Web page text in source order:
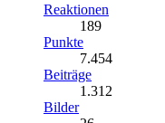
Reaktionen
189
Punkte
7.454
Beiträge
1.312
Bilder